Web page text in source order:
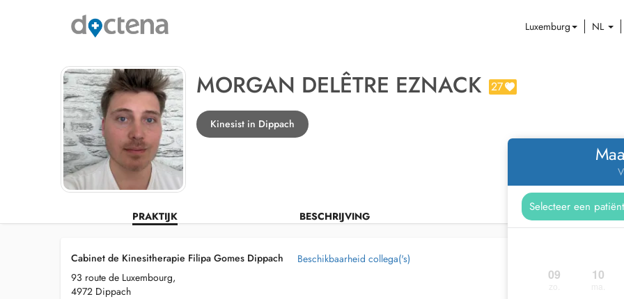
Luxemburg NL
MORGAN DELÊTRE EZNACK 27
Kinesist in Dippach
PRAKTIJK BESCHRIJVING
09 10
Cabinet de Kinesitherapie Filipa Gomes Dippach
93 route de Luxembourg,
4972 Dippach
Beschikbaarheid collega('s)